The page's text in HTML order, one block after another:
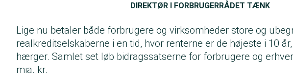
DIREKTØR I FORBRUGERRÅDET TÆNK
Lige nu betaler både forbrugere og virksomheder store og
realkreditselskaberne i en tid, hvor renterne er de højeste i 10
hærger. Samlet set løb bidragssatserne for forbrugere og
mia. kr.